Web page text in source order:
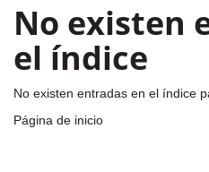
No existen
el índice
No existen entradas en el índice
Página de inicio